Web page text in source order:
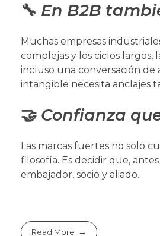
🔧 En B2B
Muchas empresas
complejas y los ciclos largos,
incluso una conversación
intangible necesita anclajes
🤝 Confianza
Las marcas fuertes no solo
filosofía. Es decidir que,
embajador, socio y aliado.
Read More